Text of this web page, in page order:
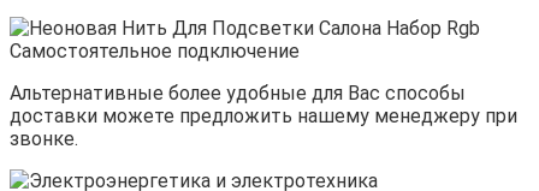
Альтернативные более удобные для Вас способы
доставки можете предложить нашему менеджеру при
звонке.